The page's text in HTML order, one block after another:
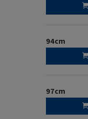
94cm
97cm